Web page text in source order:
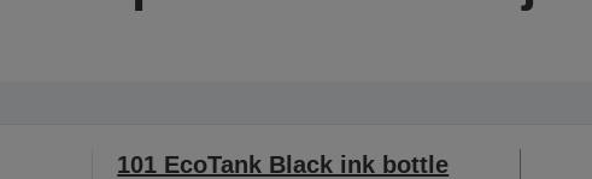
101 EcoTank Black ink bottle